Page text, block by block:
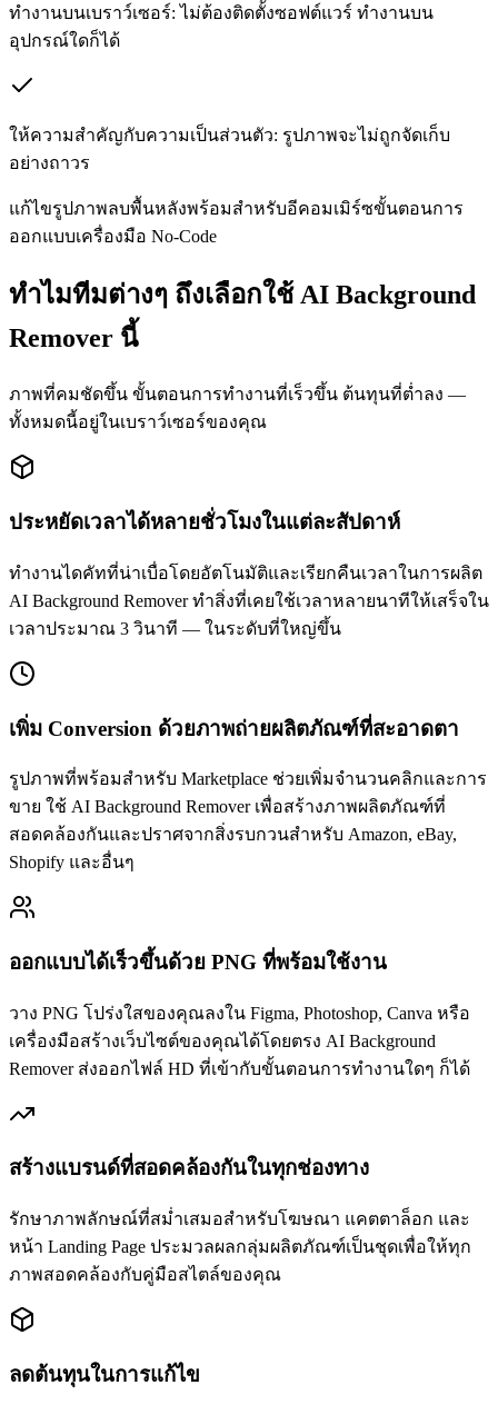
ทำงานบนเบราว์เซอร์: ไม่ต้องติดตั้งซอฟต์แวร์ ทำงานบน
อุปกรณ์ใดก็ได้
ให้ความสำคัญกับความเป็นส่วนตัว: รูปภาพจะไม่ถูกจัดเก็บ
อย่างถาวร
แก้ไขรูปภาพลบพื้นหลังพร้อมสำหรับอีคอมเมิร์ซขั้นตอนการ
ออกแบบเครื่องมือ No-Code
ทำไมทีมต่างๆ ถึงเลือกใช้ AI Background
Remover นี้
ภาพที่คมชัดขึ้น ขั้นตอนการทำงานที่เร็วขึ้น ต้นทุนที่ต่ำลง —
ทั้งหมดนี้อยู่ในเบราว์เซอร์ของคุณ
ประหยัดเวลาได้หลายชั่วโมงในแต่ละสัปดาห์
ทำงานไดคัทที่น่าเบื่อโดยอัตโนมัติและเรียกคืนเวลาในการผลิต
AI Background Remover ทำสิ่งที่เคยใช้เวลาหลายนาทีให้เสร็จใน
เวลาประมาณ 3 วินาที — ในระดับที่ใหญ่ขึ้น
เพิ่ม Conversion ด้วยภาพถ่ายผลิตภัณฑ์ที่สะอาดตา
รูปภาพที่พร้อมสำหรับ Marketplace ช่วยเพิ่มจำนวนคลิกและการ
ขาย ใช้ AI Background Remover เพื่อสร้างภาพผลิตภัณฑ์ที่
สอดคล้องกันและปราศจากสิ่งรบกวนสำหรับ Amazon, eBay,
Shopify และอื่นๆ
ออกแบบได้เร็วขึ้นด้วย PNG ที่พร้อมใช้งาน
วาง PNG โปร่งใสของคุณลงใน Figma, Photoshop, Canva หรือ
เครื่องมือสร้างเว็บไซต์ของคุณได้โดยตรง AI Background
Remover ส่งออกไฟล์ HD ที่เข้ากับขั้นตอนการทำงานใดๆ ก็ได้
สร้างแบรนด์ที่สอดคล้องกันในทุกช่องทาง
รักษาภาพลักษณ์ที่สม่ำเสมอสำหรับโฆษณา แคตตาล็อก และ
หน้า Landing Page ประมวลผลกลุ่มผลิตภัณฑ์เป็นชุดเพื่อให้ทุก
ภาพสอดคล้องกับคู่มือสไตล์ของคุณ
ลดต้นทุนในการแก้ไข